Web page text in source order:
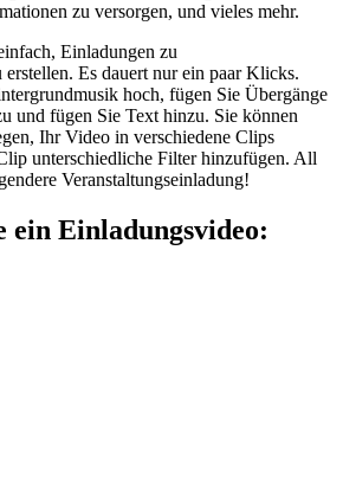
zu versorgen, und vieles mehr.
Einladungen zu
erstellen. Es dauert nur ein paar Klicks.
hoch, fügen Sie Übergänge
und fügen Sie Text hinzu. Sie können
Ihr Video in verschiedene Clips
unterschiedliche Filter hinzufügen. All
Veranstaltungseinladung!
ein Einladungsvideo: